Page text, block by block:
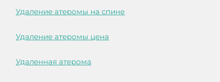
Удаление атеромы на спине
Удаление атеромы цена
Удаленная атерома